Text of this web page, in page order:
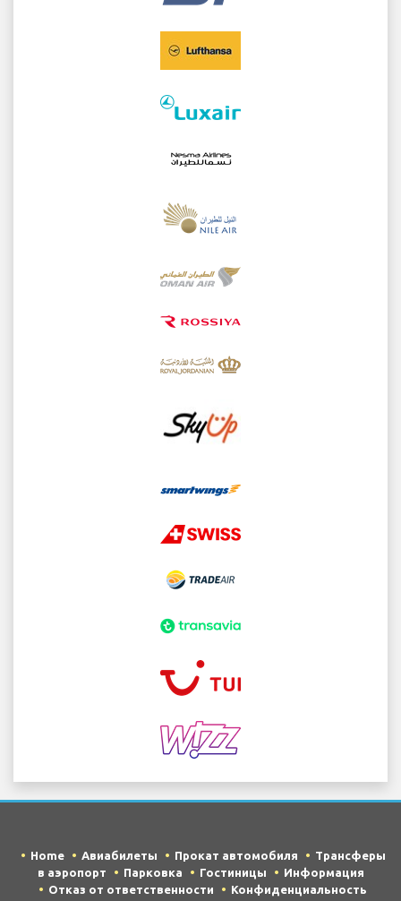
Home Авиабилеты Прокат автомобиля
Трансферы
в аэропорт
Парковка Гостиницы
Информация
Отказ от ответственности
Конфиденциальность